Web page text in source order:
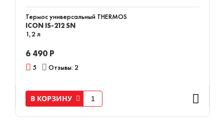
Термос универсальный THERMOS
ICON IS-212 SN
1,2 л
6 490 Р
5 Отзывы: 2
В КОРЗИНУ